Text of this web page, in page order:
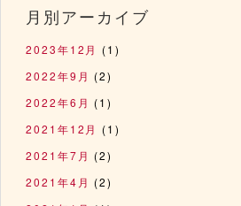
月別アーカイブ
2023年12月 (1)
2022年9月 (2)
2022年6月 (1)
2021年12月 (1)
2021年7月 (2)
2021年4月 (2)